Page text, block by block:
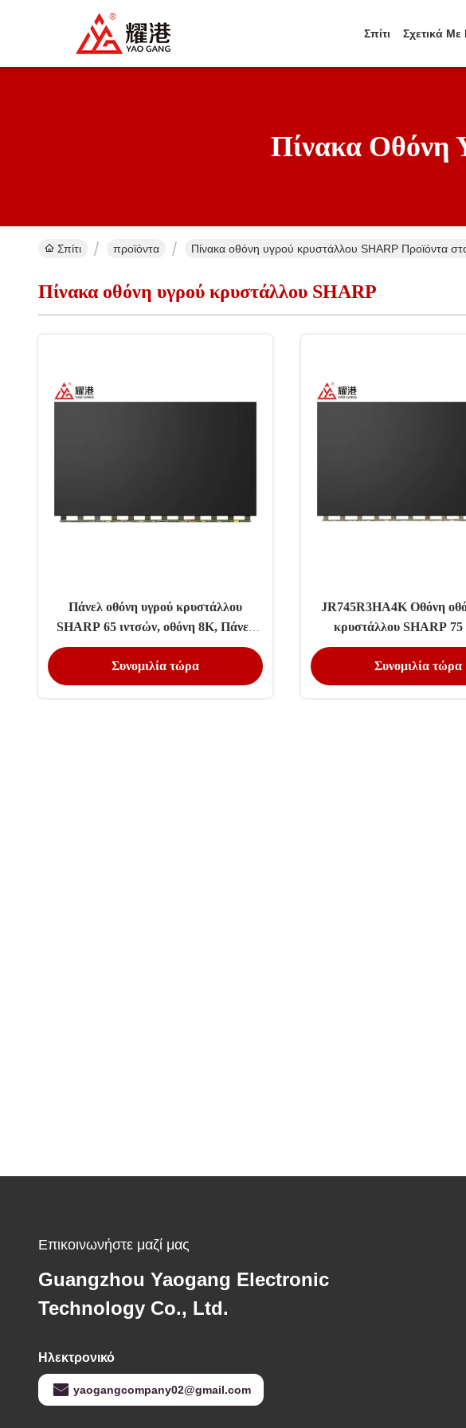
Σπίτι Σχετικά Με
Πίνακα Οθόνη
Σπίτι προϊόντα Πίνακα οθόνη υγρού κρυστάλλου SHARP Προϊόντα
Πίνακα οθόνη υγρού κρυστάλλου SHARP
Πάνελ οθόνη υγρού κρυστάλλου
SHARP 65 ιντσών, οθόνη 8K, Πάνελ
JR645R3HB1K, Άνοιγμα κελιού οθόνη
υγρού κρυστάλλου Display
Συνομιλία τώρα
JR745R3HA4K Οθόνη
κρυστάλλου SHARP 75
Άνοιγμα κελιού TV
Ανταλλακτικά
Συνομιλία τώρα
Επικοινωνήστε μαζί μας
Guangzhou Yaogang Electronic
Technology Co., Ltd.
Ηλεκτρονικό
yaogangcompany02@gmail.com